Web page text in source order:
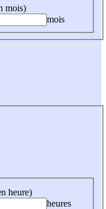
mois)
mois
heure)
heures